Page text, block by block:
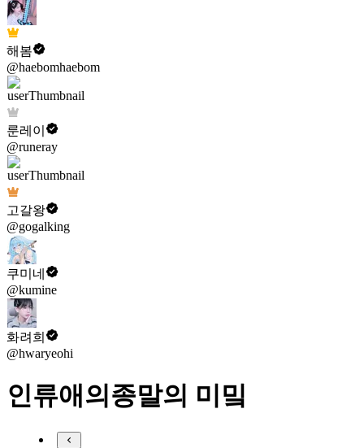
해봄
@haebomhaebom
룬레이
@runeray
고갈왕
@gogalking
쿠미네
@kumine
화려희
@hwaryeohi
인류애의종말의 미밐